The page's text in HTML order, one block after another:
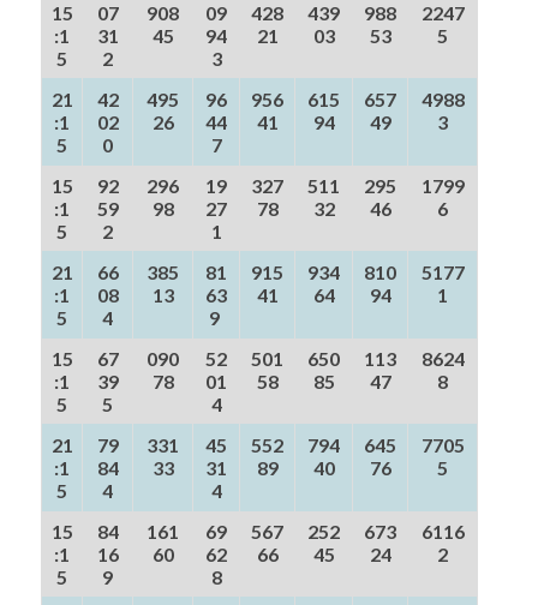
15
:1
5
07
31
2
908
45
09
94
3
428
21
439
03
988
53
2247
5
21
:1
5
42
02
0
495
26
96
44
7
956
41
615
94
657
49
4988
3
15
:1
5
92
59
2
296
98
19
27
1
327
78
511
32
295
46
1799
6
21
:1
5
66
08
4
385
13
81
63
9
915
41
934
64
810
94
5177
1
15
:1
5
67
39
5
090
78
52
01
4
501
58
650
85
113
47
8624
8
21
:1
5
79
84
4
331
33
45
31
4
552
89
794
40
645
76
7705
5
15
:1
5
84
16
9
161
60
69
62
8
567
66
252
45
673
24
6116
2